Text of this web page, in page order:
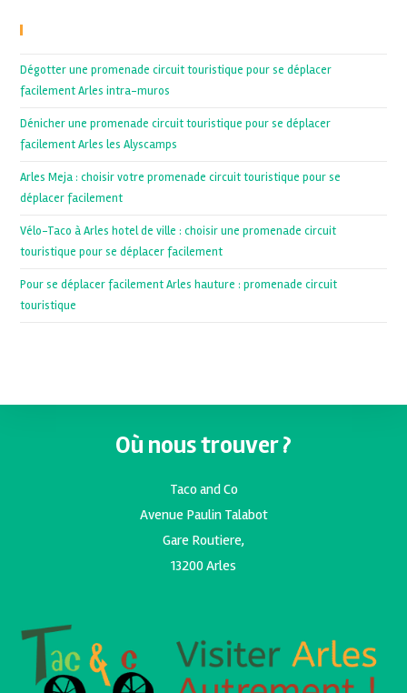
Dégotter une promenade circuit touristique pour se déplacer
facilement Arles intra-muros
Dénicher une promenade circuit touristique pour se déplacer
facilement Arles les Alyscamps
Arles Meja : choisir votre promenade circuit touristique pour se
déplacer facilement
Vélo-Taco à Arles hotel de ville : choisir une promenade circuit
touristique pour se déplacer facilement
Pour se déplacer facilement Arles hauture : promenade circuit
touristique
Où nous trouver ?
Taco and Co
Avenue Paulin Talabot
Gare Routiere,
13200 Arles